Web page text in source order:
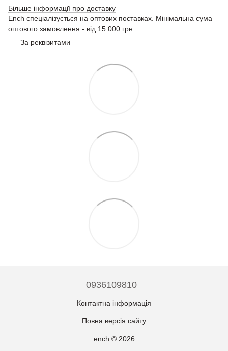
Більше інформації про доставку
Ench спеціалізується на оптових поставках. Мінімальна сума
оптового замовлення - від 15 000 грн.
За реквізитами
0936109810
Контактна інформація
Повна версія сайту
ench © 2026